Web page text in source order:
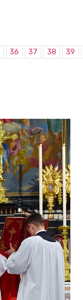
36 37 38 39